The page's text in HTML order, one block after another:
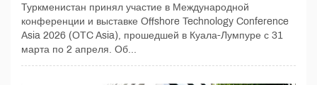
Туркменистан принял участие в Международной
конференции и выставке Offshore Technology Conference
Asia 2026 (OTC Asia), прошедшей в Куала-Лумпуре с 31
марта по 2 апреля. Об...